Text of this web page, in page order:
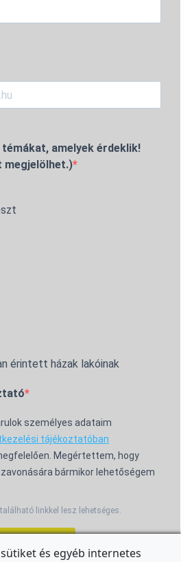
amelyek érdeklik!
megjelölhet.)
érintett házak lakóinak
személyes adataim
tájékoztatóban
Megértettem, hogy
bármikor lehetőségem
linkkel lesz lehetséges.
és egyéb internetes